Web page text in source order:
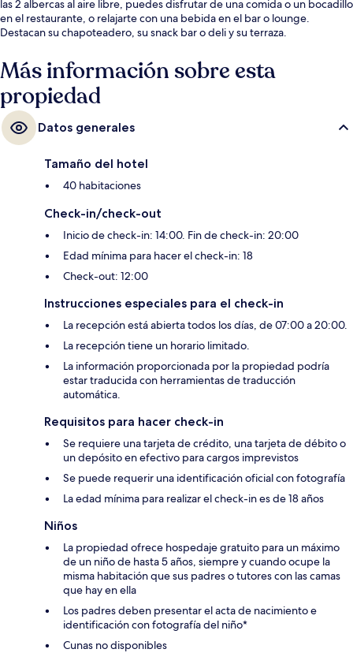
las 2 albercas al aire libre, puedes disfrutar de una comida o un bocadillo
en el restaurante, o relajarte con una bebida en el bar o lounge.
Destacan su chapoteadero, su snack bar o deli y su terraza.
Más información sobre esta
propiedad
Datos generales
Tamaño del hotel
40 habitaciones
Check-in/check-out
Inicio de check-in: 14:00. Fin de check-in: 20:00
Edad mínima para hacer el check-in: 18
Check-out: 12:00
Instrucciones especiales para el check-in
La recepción está abierta todos los días, de 07:00 a 20:00.
La recepción tiene un horario limitado.
La información proporcionada por la propiedad podría
estar traducida con herramientas de traducción
automática.
Requisitos para hacer check-in
Se requiere una tarjeta de crédito, una tarjeta de débito o
un depósito en efectivo para cargos imprevistos
Se puede requerir una identificación oficial con fotografía
La edad mínima para realizar el check-in es de 18 años
Niños
La propiedad ofrece hospedaje gratuito para un máximo
de un niño de hasta 5 años, siempre y cuando ocupe la
misma habitación que sus padres o tutores con las camas
que hay en ella
Los padres deben presentar el acta de nacimiento e
identificación con fotografía del niño*
Cunas no disponibles